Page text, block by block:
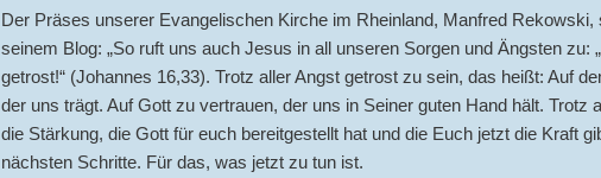
Der Präses unserer Evangelischen Kirche im Rheinland, Manfred Rekowski,
seinem Blog: „So ruft uns auch Jesus in all unseren Sorgen und Ängsten zu:
getrost!“ (Johannes 16,33). Trotz aller Angst getrost zu sein, das heißt: Auf
der uns trägt. Auf Gott zu vertrauen, der uns in Seiner guten Hand hält. Trotz
die Stärkung, die Gott für euch bereitgestellt hat und die Euch jetzt die Kraft
nächsten Schritte. Für das, was jetzt zu tun ist.